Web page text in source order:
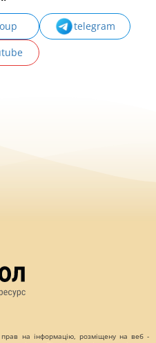
telegram
на інформацію, розміщену на веб -